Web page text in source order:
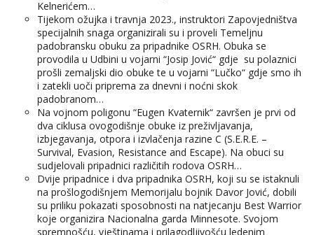
Kelnerićem…
Tijekom ožujka i travnja 2023., instruktori Zapovjedništva
specijalnih snaga organizirali su i proveli Temeljnu
padobransku obuku za pripadnike OSRH. Obuka se
provodila u Udbini u vojarni “Josip Jović“ gdje su polaznici
prošli zemaljski dio obuke te u vojarni “Lučko“ gdje smo ih
i zatekli uoči priprema za dnevni i noćni skok
padobranom…
Na vojnom poligonu “Eugen Kvaternik“ završen je prvi od
dva ciklusa ovogodišnje obuke iz preživljavanja,
izbjegavanja, otpora i izvlačenja razine C (S.E.R.E. –
Survival, Evasion, Resistance and Escape). Na obuci su
sudjelovali pripadnici različitih rodova OSRH…
Dvije pripadnice i dva pripadnika OSRH, koji su se istaknuli
na prošlogodišnjem Memorijalu bojnik Davor Jović, dobili
su priliku pokazati sposobnosti na natjecanju Best Warrior
koje organizira Nacionalna garda Minnesote. Svojom
spremnošću, vještinama i prilagodljivošću ledenim